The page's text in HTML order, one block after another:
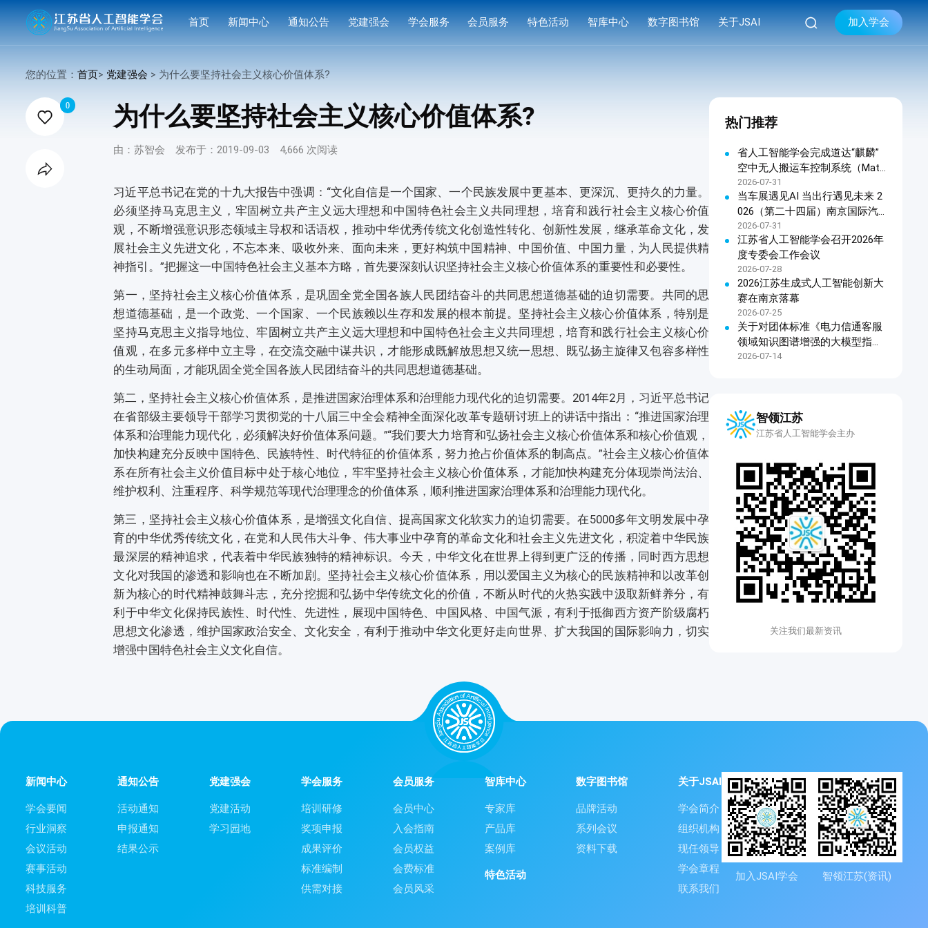
首页 新闻中心
会议活动
赛事活动
科普培训
通知公告
结果公示
党建强会 学会服务
成果评价
供需对接
会员服务
会员权益
会员单位
特色活动 智库中心 数字图书馆 关于JSAI
现任领导
学会章程
联系我们
 加入学会
您的位置：首页> 党建强会 > 为什么要坚持社会主义核心价值体系?

0

为什么要坚持社会主义核心价值体系?
由：苏智会 发布于：2019-09-03 4,666 次阅读
习近平总书记在党的十九大报告中强调：“文化自信是一个国家、一个民族发展中更基本、更深沉、更持久的力量。
必须坚持马克思主义，牢固树立共产主义远大理想和中国特色社会主义共同理想，培育和践行社会主义核心价值
观，不断增强意识形态领域主导权和话语权，推动中华优秀传统文化创造性转化、创新性发展，继承革命文化，发
展社会主义先进文化，不忘本来、吸收外来、面向未来，更好构筑中国精神、中国价值、中国力量，为人民提供精
神指引。”把握这一中国特色社会主义基本方略，首先要深刻认识坚持社会主义核心价值体系的重要性和必要性。
第一，坚持社会主义核心价值体系，是巩固全党全国各族人民团结奋斗的共同思想道德基础的迫切需要。共同的思
想道德基础，是一个政党、一个国家、一个民族赖以生存和发展的根本前提。坚持社会主义核心价值体系，特别是
坚持马克思主义指导地位、牢固树立共产主义远大理想和中国特色社会主义共同理想，培育和践行社会主义核心价
值观，在多元多样中立主导，在交流交融中谋共识，才能形成既解放思想又统一思想、既弘扬主旋律又包容多样性
的生动局面，才能巩固全党全国各族人民团结奋斗的共同思想道德基础。
第二，坚持社会主义核心价值体系，是推进国家治理体系和治理能力现代化的迫切需要。2014年2月，习近平总书记
在省部级主要领导干部学习贯彻党的十八届三中全会精神全面深化改革专题研讨班上的讲话中指出：“推进国家治理
体系和治理能力现代化，必须解决好价值体系问题。”“我们要大力培育和弘扬社会主义核心价值体系和核心价值观，
加快构建充分反映中国特色、民族特性、时代特征的价值体系，努力抢占价值体系的制高点。”社会主义核心价值体
系在所有社会主义价值目标中处于核心地位，牢牢坚持社会主义核心价值体系，才能加快构建充分体现崇尚法治、
维护权利、注重程序、科学规范等现代治理理念的价值体系，顺利推进国家治理体系和治理能力现代化。
第三，坚持社会主义核心价值体系，是增强文化自信、提高国家文化软实力的迫切需要。在5000多年文明发展中孕
育的中华优秀传统文化，在党和人民伟大斗争、伟大事业中孕育的革命文化和社会主义先进文化，积淀着中华民族
最深层的精神追求，代表着中华民族独特的精神标识。今天，中华文化在世界上得到更广泛的传播，同时西方思想
文化对我国的渗透和影响也在不断加剧。坚持社会主义核心价值体系，用以爱国主义为核心的民族精神和以改革创
新为核心的时代精神鼓舞斗志，充分挖掘和弘扬中华传统文化的价值，不断从时代的火热实践中汲取新鲜养分，有
利于中华文化保持民族性、时代性、先进性，展现中国特色、中国风格、中国气派，有利于抵御西方资产阶级腐朽
思想文化渗透，维护国家政治安全、文化安全，有利于推动中华文化更好走向世界、扩大我国的国际影响力，切实
增强中国特色社会主义文化自信。
热门推荐
省人工智能学会完成道达“麒麟”
空中无人搬运车控制系统（Matri
x OHTC天车软件控制系统）科
技成果鉴定
2026-07-31
当车展遇见AI 当出行遇见未来 2
026（第二十四届）南京国际汽
车展览会暨江苏人工智能终端产
品展览会新闻发布会在宁召开
2026-07-31
江苏省人工智能学会召开2026年
度专委会工作会议
2026-07-28
2026江苏生成式人工智能创新大
赛在南京落幕
2026-07-25
关于对团体标准《电力信通客服
领域知识图谱增强的大模型指令
微调技术规范》公开征求意见的
2026-07-14
智领江苏
江苏省人工智能学会主办
关注我们最新资讯
新闻中心
学会要闻
行业洞察
会议活动
赛事活动
科技服务
培训科普
通知公告
活动通知
申报通知
结果公示
党建强会
党建活动
学习园地
学会服务
培训研修
奖项申报
成果评价
标准编制
供需对接
会员服务
会员中心
入会指南
会员权益
会费标准
会员风采
智库中心
专家库
产品库
案例库
特色活动
数字图书馆
品牌活动
系列会议
资料下载
关于JSAI
学会简介
组织机构
现任领导
学会章程
联系我们
加入JSAI学会 智领江苏(资讯)